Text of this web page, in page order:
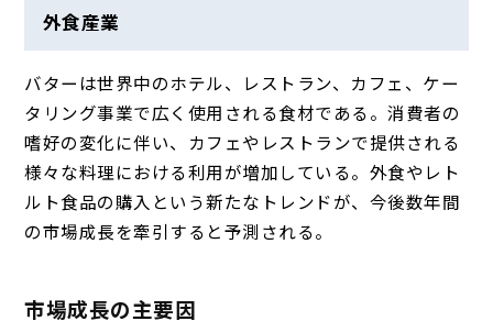
外食産業
バターは世界中のホテル、レストラン、カフェ、ケー
タリング事業で広く使用される食材である。消費者の
嗜好の変化に伴い、カフェやレストランで提供される
様々な料理における利用が増加している。外食やレト
ルト食品の購入という新たなトレンドが、今後数年間
の市場成長を牽引すると予測される。
市場成長の主要因